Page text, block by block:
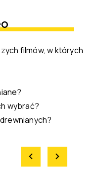
filmów, w których
wybrać?